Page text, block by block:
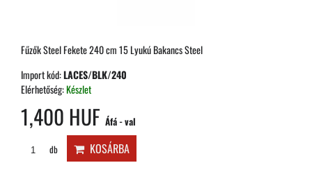
Fűzők Steel Fekete 240 cm 15 Lyukú Bakancs Steel
Import kód:LACES/BLK/240
Elérhetőség:Készlet
1,400 HUF Áfá - val
db KOSÁRBA